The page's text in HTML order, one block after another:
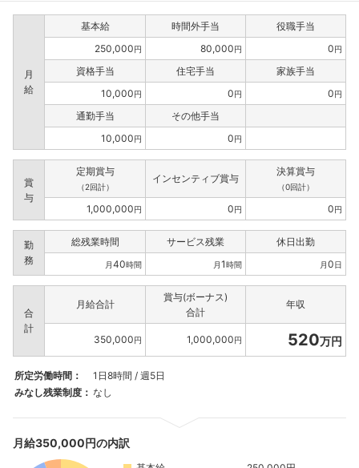
月
給
基本給 時間外手当
役職手当
250,000円 80,000円 0円
資格手当 住宅手当
家族手当
10,000円 0円 0円
通勤手当
その他手当
10,000円 0円
賞
与
定期賞与
（2回計）
インセンティブ賞与
決算賞与
（0回計）
1,000,000円 0円 0円
勤
務
総残業時間 サービス残業 休日出勤
月40時間 月1時間 月0日
合
計
月給合計
賞与(ボーナス)
合計
年収
350,000円 1,000,000円 520万円
所定労働時間：
1日8時間 / 週5日
みなし残業制度： なし
月給350,000円の内訳